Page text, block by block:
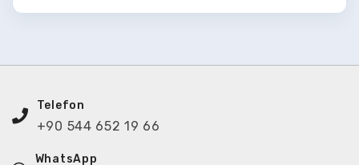
Telefon
+90 544 652 19 66
WhatsApp